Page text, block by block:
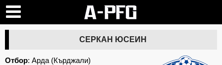
СЕРКАН ЮСЕИН
Отбор: Арда (Кърджали)